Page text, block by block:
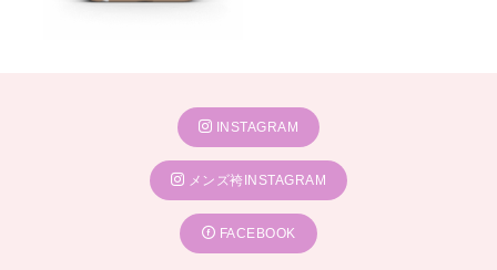
INSTAGRAM
メンズ袴INSTAGRAM
FACEBOOK